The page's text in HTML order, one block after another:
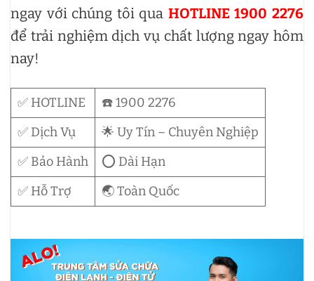
ngay với chúng tôi qua HOTLINE 1900 2276
để trải nghiệm dịch vụ chất lượng ngay hôm
nay!
✅ HOTLINE
☎️ 1900 2276
✅ Dịch Vụ
🌟 Uy Tín – Chuyên Nghiệp
✅ Bảo Hành
⭕ Dài Hạn
✅ Hỗ Trợ
🌏 Toàn Quốc